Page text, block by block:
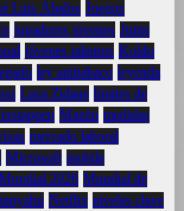
Luis Ábalos Juegos
jugadores jóvenes Junts
jóvenes talentos Koldo
ley antitabaco leyenda
Luca Zidane límites de
Mazón medidas
mercado laboral
Microsoft mobile
Mundial 2026 Mundial de
Netflix niveles clave